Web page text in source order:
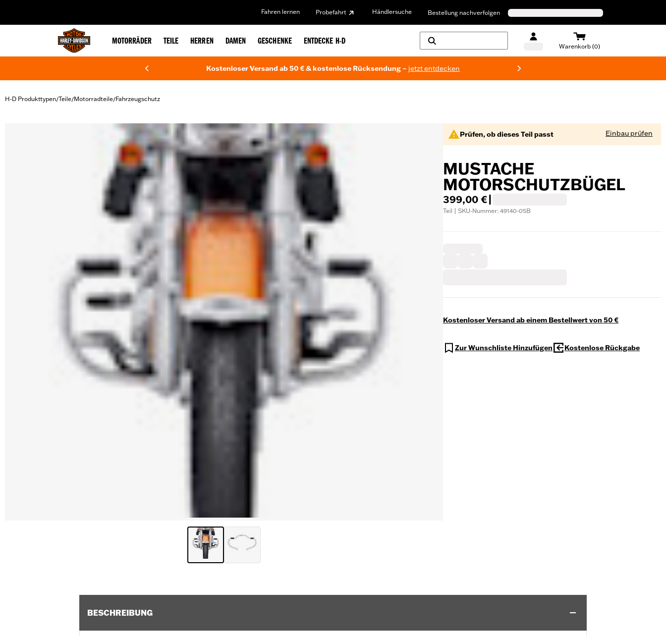
Fahren lernen Probefahrt Händlersuche Bestellung nachverfolgen
MOTORRÄDER TEILE HERREN DAMEN GESCHENKE ENTDECKE H-D
Warenkorb (0)
Kostenloser Versand ab 50 € & kostenlose Rücksendung – jetzt entdecken
H-D Produkttypen/Teile/Motorradteile/Fahrzeugschutz
Prüfen, ob dieses Teil passt Einbau prüfen
MUSTACHE
MOTORSCHUTZBÜGEL
399,00 €
Teil | SKU-Nummer: 49140-05B
Kostenloser Versand ab einem Bestellwert von 50 €
Zur Wunschliste Hinzufügen Kostenlose Rückgabe
BESCHREIBUNG